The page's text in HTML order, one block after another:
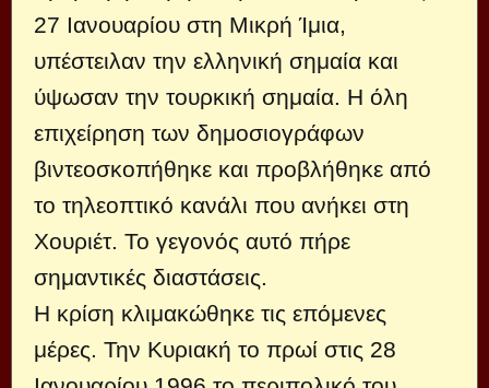
27 Ιανουαρίου στη Μικρή Ίμια,
υπέστειλαν την ελληνική σημαία και
ύψωσαν την τουρκική σημαία. Η όλη
επιχείρηση των δημοσιογράφων
βιντεοσκοπήθηκε και προβλήθηκε από
το τηλεοπτικό κανάλι που ανήκει στη
Χουριέτ. Το γεγονός αυτό πήρε
σημαντικές διαστάσεις.
Η κρίση κλιμακώθηκε τις επόμενες
μέρες. Την Κυριακή το πρωί στις 28